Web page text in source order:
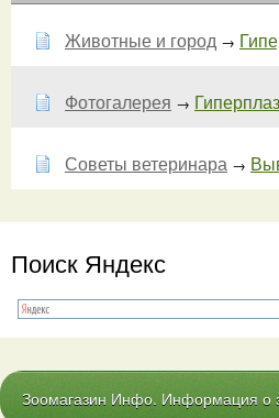
Животные и город →
Фотогалерея →
Советы ветеринара →
Поиск Яндекс
Зоомагазин Инфо. Информация о